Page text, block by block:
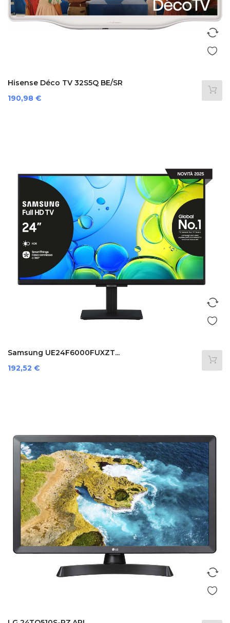
Hisense Déco TV 32S5Q BE/SR
Preis
190,98 €
Samsung UE24F6000FUXZT...
Preis
192,52 €